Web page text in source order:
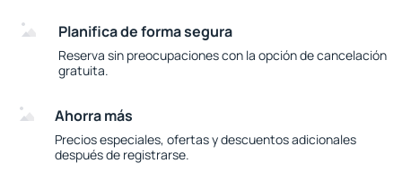
Planifica de forma segura
Reserva sin preocupaciones con la opción de cancelación
gratuita.
Ahorra más
Precios especiales, ofertas y descuentos adicionales
después de registrarse.